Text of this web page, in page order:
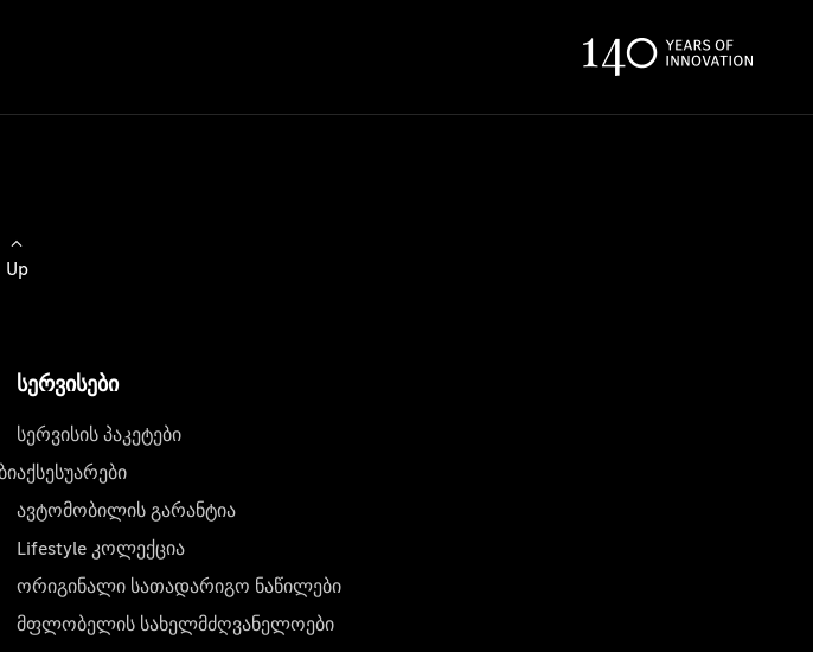
Up
სერვისები
სერვისის პაკეტები
აქსესუარები
ავტომობილის გარანტია
Lifestyle კოლექცია
ორიგინალი სათადარიგო ნაწილები
მფლობელის სახელმძღვანელოები